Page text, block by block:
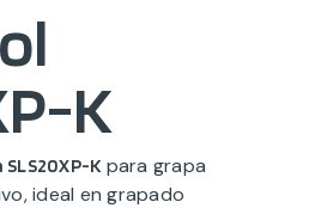
K
Kpara grapa
ideal en grapado